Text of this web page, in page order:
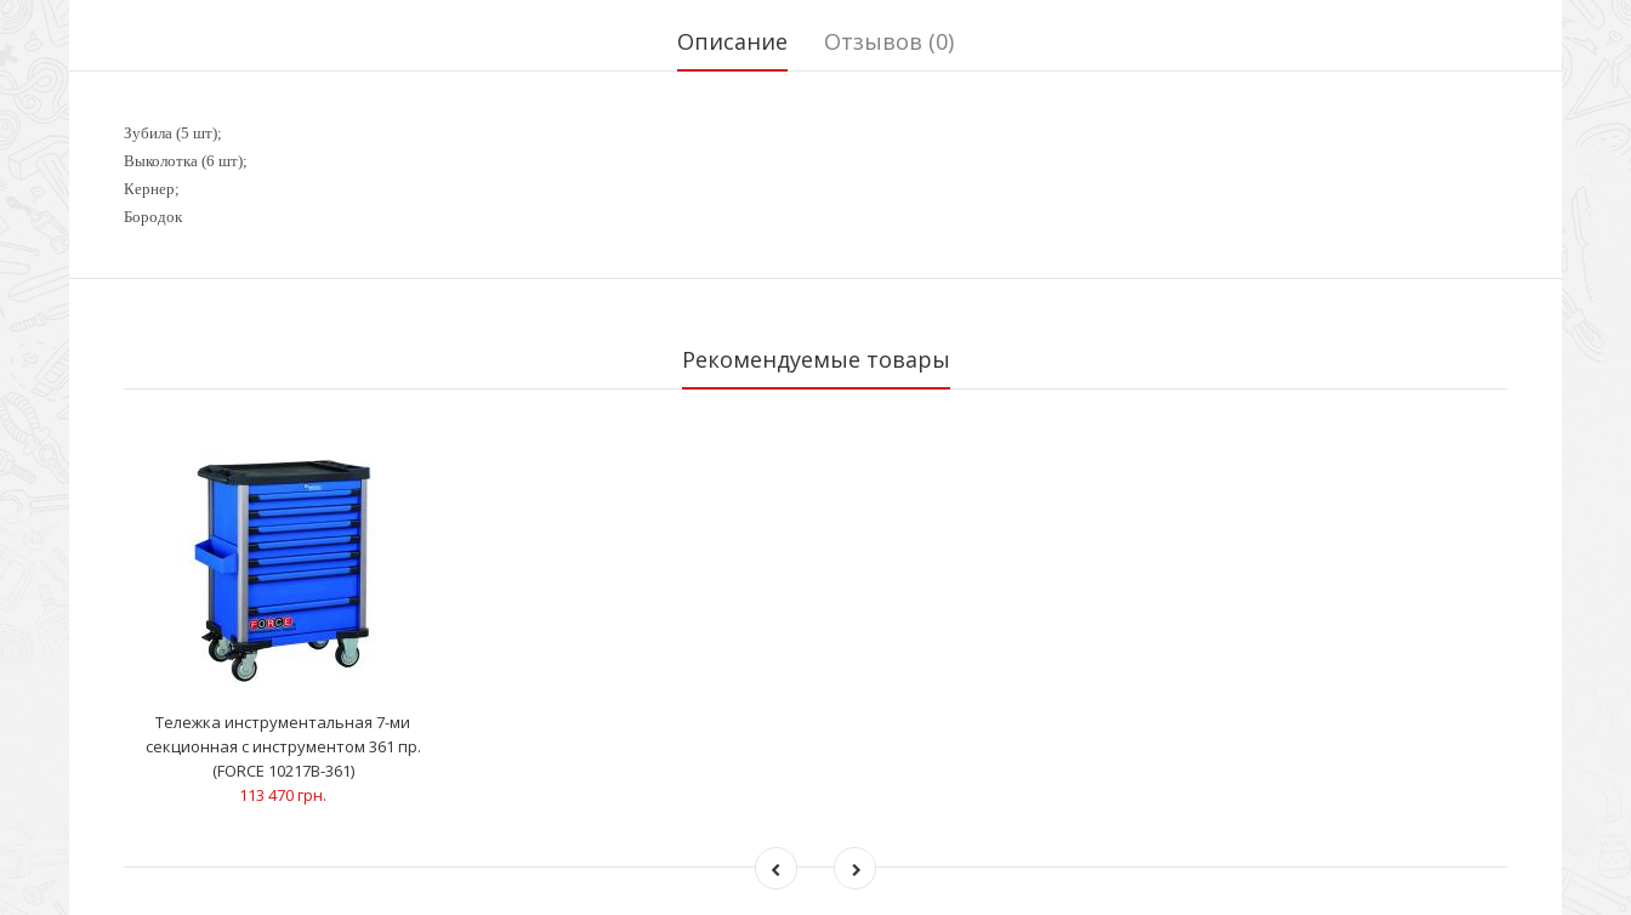
Описание Отзывов (0)
Зубила (5 шт);
Выколотка (6 шт);
Кернер;
Бородок
Рекомендуемые товары
Тележка инструментальная 7-ми
секционная с инструментом 361 пр.
(FORCE 10217B-361)
113 470 грн.